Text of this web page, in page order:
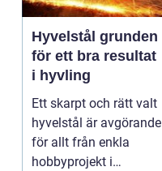
Hyvelstål grunden
för ett bra resultat
i hyvling
Ett skarpt och rätt valt
hyvelstål är avgörande
för allt från enkla
hobbyprojekt i